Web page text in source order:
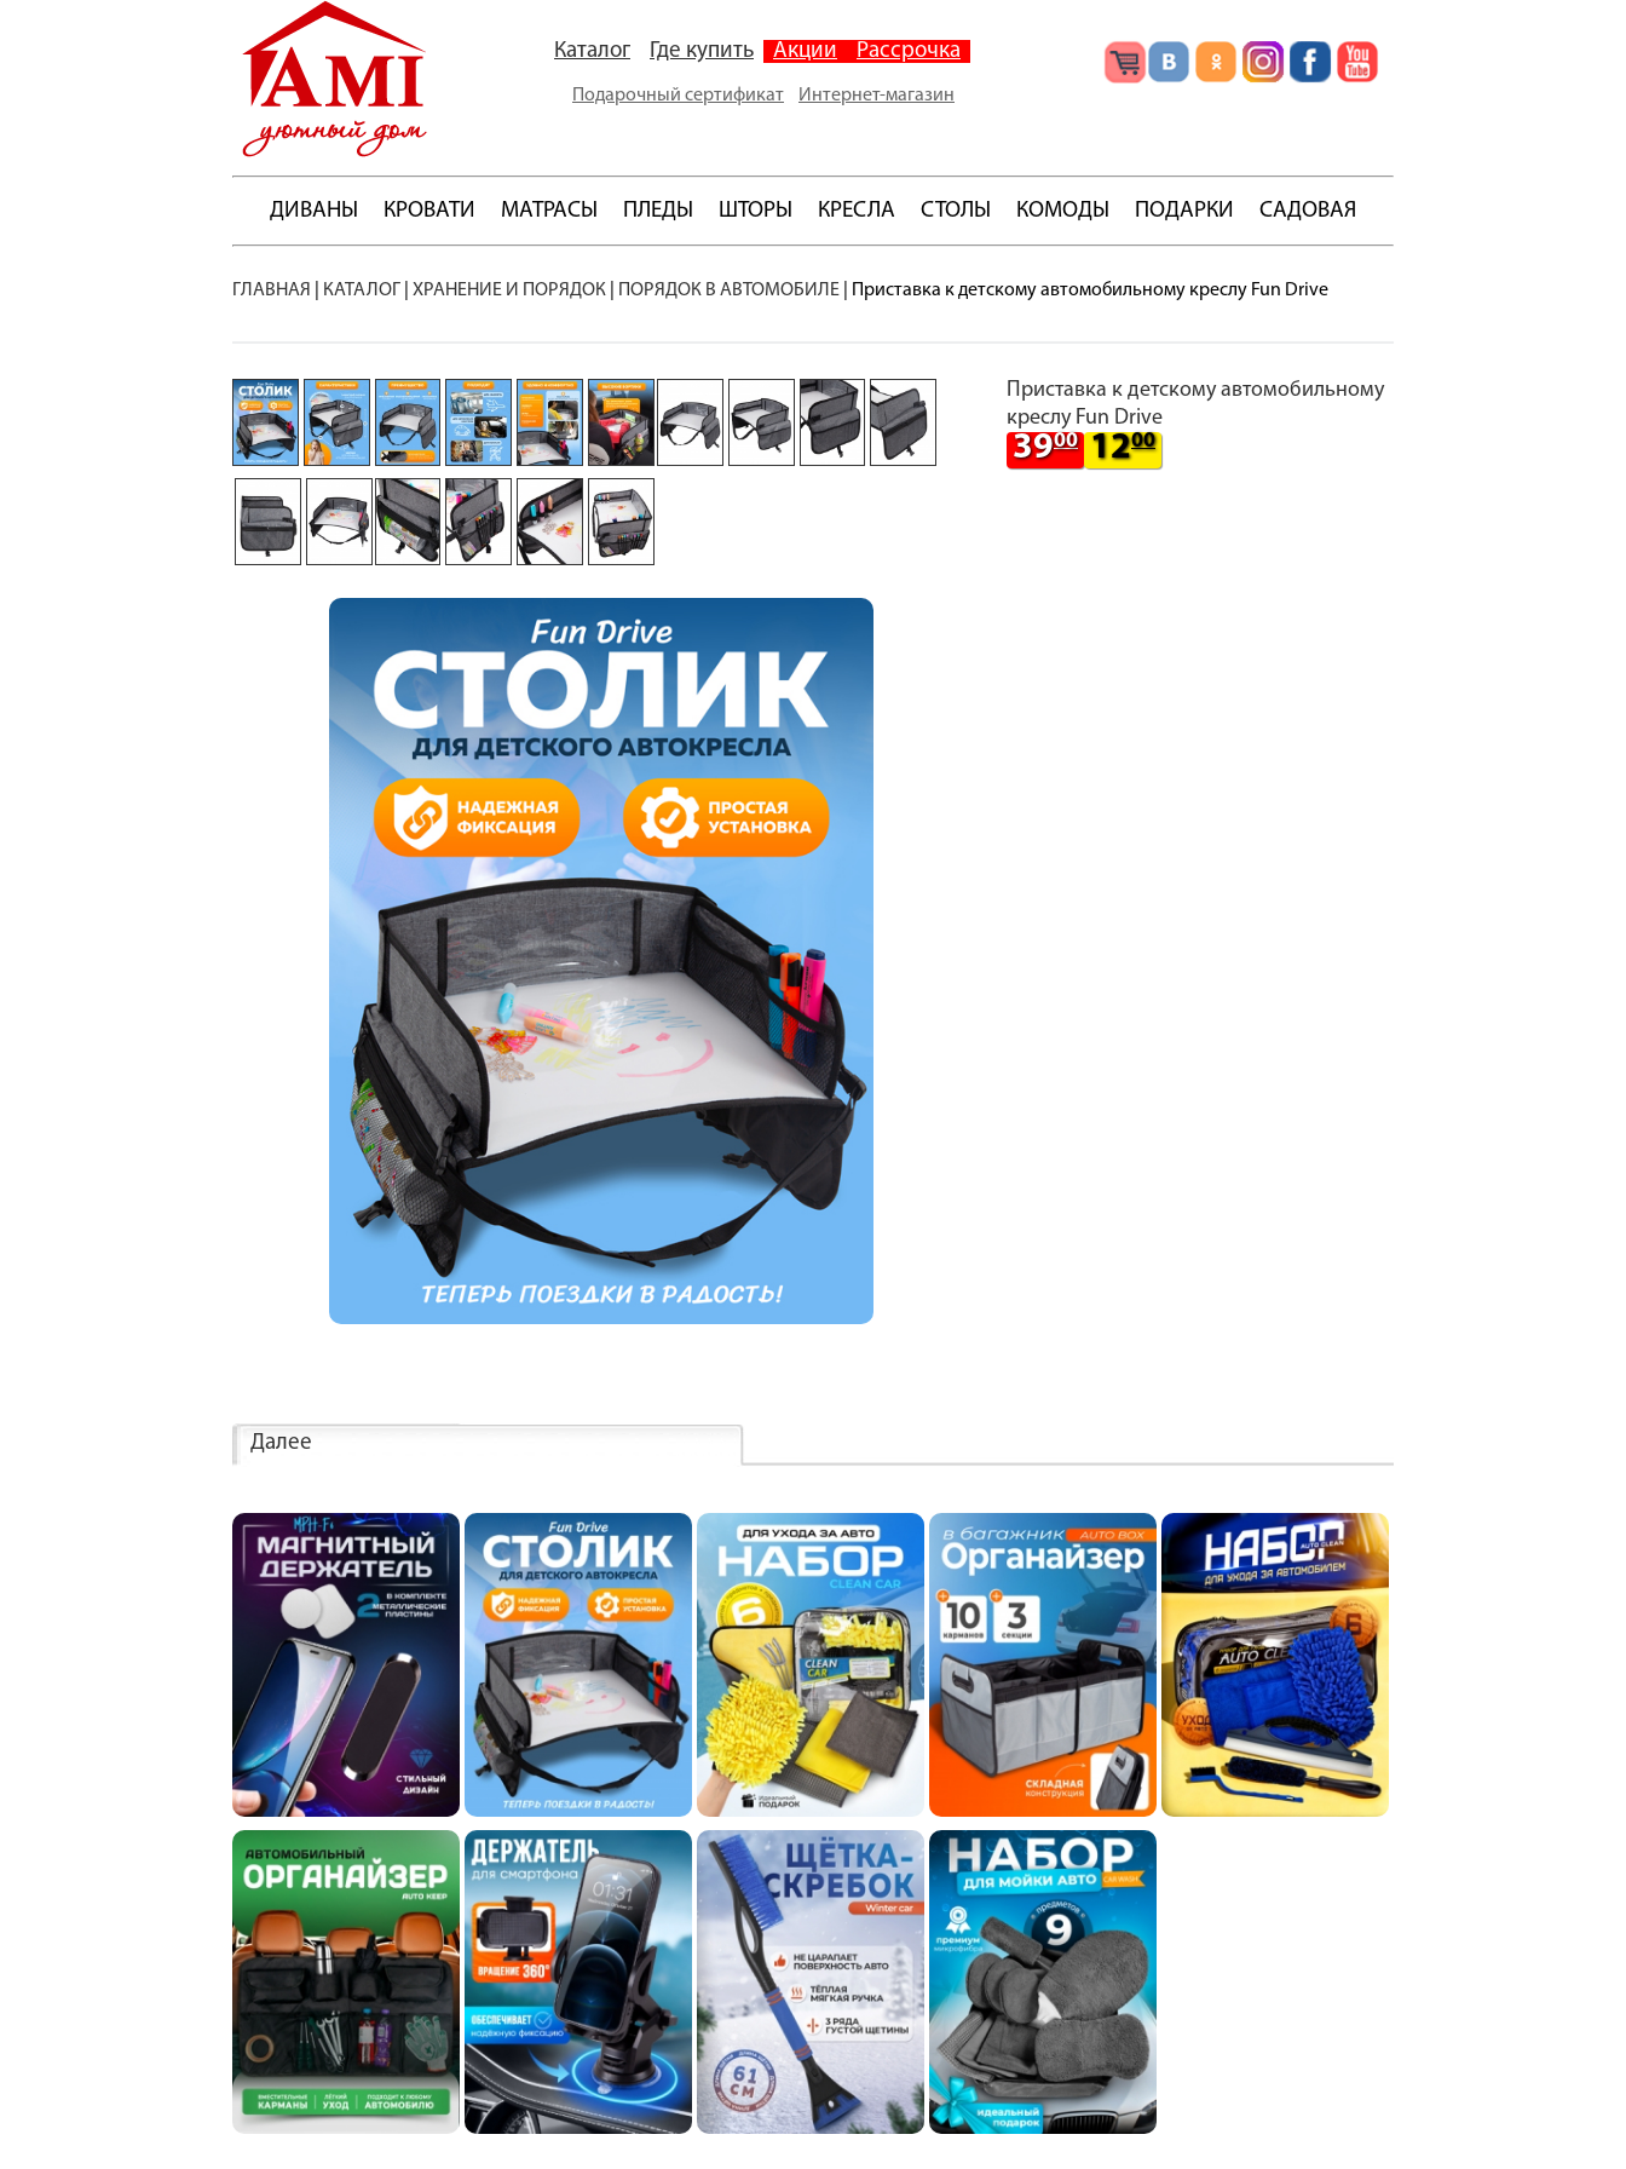
Каталог Где купить Акции Рассрочка
Подарочный сертификат Интернет-магазин
ДИВАНЫ КРОВАТИ МАТРАСЫ ПЛЕДЫ ШТОРЫ КРЕСЛА СТОЛЫ КОМОДЫ ПОДАРКИ САДОВАЯ
ГЛАВНАЯ КАТАЛОГ ХРАНЕНИЕ И ПОРЯДОК ПОРЯДОК В АВТОМОБИЛЕ Приставка к детскому автомобильному креслу Fun Drive
Приставка к детскому автомобильному
креслу Fun Drive
3900 1200
Далее